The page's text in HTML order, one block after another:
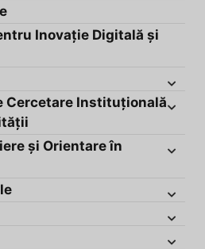
Inovație Digitală și
Cercetare Instituțională
și Orientare în